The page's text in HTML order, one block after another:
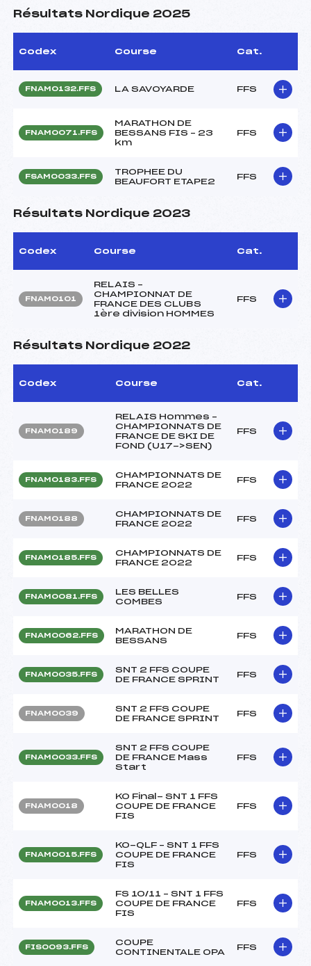
Résultats Nordique 2025
Codex Course Cat.
FNAM0132.FFS LA SAVOYARDE FFS
FNAM0071.FFS
MARATHON DE
BESSANS FIS – 23
km
FFS
FSAM0033.FFS
TROPHEE DU
BEAUFORT ETAPE2
FFS
Résultats Nordique 2023
Codex Course Cat.
FNAM0101
RELAIS –
CHAMPIONNAT DE
FRANCE DES CLUBS
1ère division HOMMES
FFS
Résultats Nordique 2022
Codex Course Cat.
FNAM0189
RELAIS Hommes –
CHAMPIONNATS DE
FRANCE DE SKI DE
FOND (U17->SEN)
FFS
FNAM0183.FFS
CHAMPIONNATS DE
FRANCE 2022
FFS
FNAM0188
CHAMPIONNATS DE
FRANCE 2022
FFS
FNAM0185.FFS
CHAMPIONNATS DE
FRANCE 2022
FFS
FNAM0081.FFS
LES BELLES
COMBES
FFS
FNAM0062.FFS
MARATHON DE
BESSANS
FFS
FNAM0035.FFS
SNT 2 FFS COUPE
DE FRANCE SPRINT
FFS
FNAM0039
SNT 2 FFS COUPE
DE FRANCE SPRINT
FFS
FNAM0033.FFS
SNT 2 FFS COUPE
DE FRANCE Mass
Start
FFS
FNAM0018
KO Final- SNT 1 FFS
COUPE DE FRANCE
FIS
FFS
FNAM0015.FFS
KO-QLF – SNT 1 FFS
COUPE DE FRANCE
FIS
FFS
FNAM0013.FFS
FS 10/11 – SNT 1 FFS
COUPE DE FRANCE
FIS
FFS
FIS0093.FFS
COUPE
CONTINENTALE OPA
FFS